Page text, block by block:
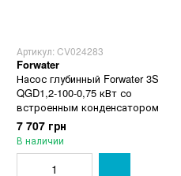
Артикул: CV024283
Forwater
Насос глубинный Forwater 3S
QGD1,2-100-0,75 кВт со
встроенным конденсатором
7 707 грн
В наличии